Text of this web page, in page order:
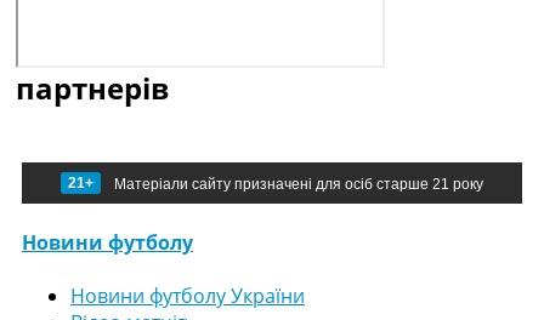
партнерів
21+ Матеріали сайту призначені для осіб старше 21 року
Новини футболу
Новини футболу України